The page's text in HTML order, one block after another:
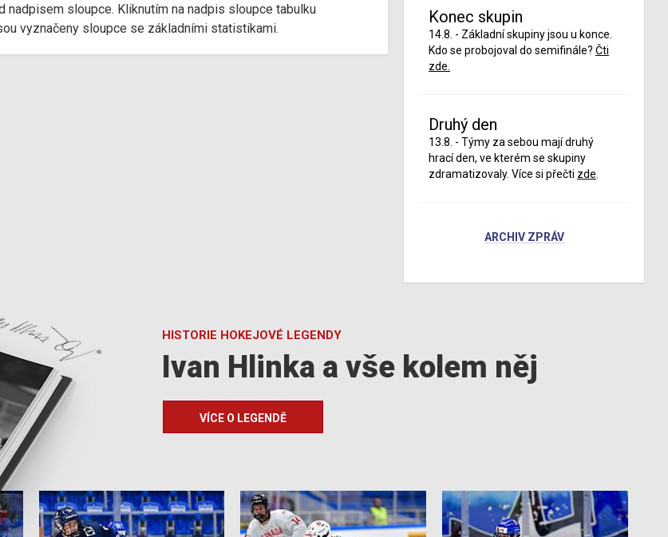
sloupce. Kliknutím na nadpis sloupce tabulku
vyznačeny sloupce se základními statistikami.
Konec skupin
14.8. - Základní skupiny jsou u konce.
Kdo se probojoval do semifinále? Čti
zde.
Druhý den
13.8. - Týmy za sebou mají druhý
hrací den, ve kterém se skupiny
zdramatizovaly. Více si přečti zde
ARCHIV ZPRÁV
HISTORIE HOKEJOVÉ LEGENDY
Ivan Hlinka a vše kolem něj
VÍCE O LEGENDĚ